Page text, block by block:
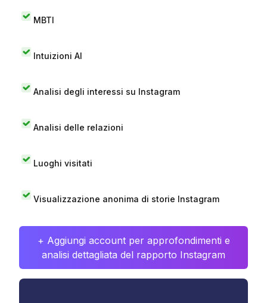
MBTI
Intuizioni AI
Analisi degli interessi su Instagram
Analisi delle relazioni
Luoghi visitati
Visualizzazione anonima di storie Instagram
+ Aggiungi account per approfondimenti e
analisi dettagliata del rapporto Instagram